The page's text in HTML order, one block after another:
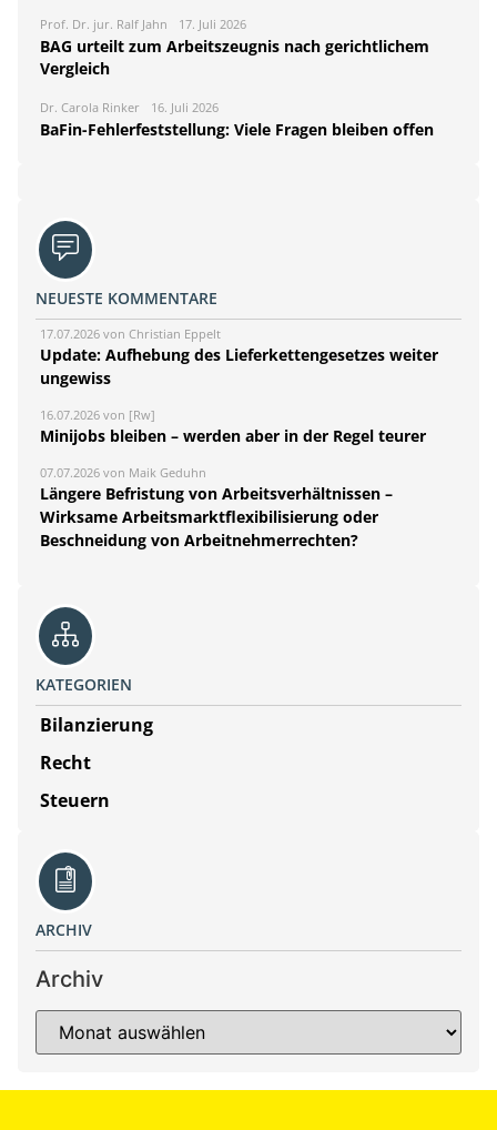
Prof. Dr. jur. Ralf Jahn 17. Juli 2026
BAG urteilt zum Arbeitszeugnis nach gerichtlichem
Vergleich
Dr. Carola Rinker 16. Juli 2026
BaFin-Fehlerfeststellung: Viele Fragen bleiben offen
NEUESTE KOMMENTARE
17.07.2026 von Christian Eppelt
Update: Aufhebung des Lieferkettengesetzes weiter
ungewiss
16.07.2026 von [Rw]
Minijobs bleiben – werden aber in der Regel teurer
07.07.2026 von Maik Geduhn
Längere Befristung von Arbeitsverhältnissen –
Wirksame Arbeitsmarktflexibilisierung oder
Beschneidung von Arbeitnehmerrechten?
KATEGORIEN
Bilanzierung
Recht
Steuern
ARCHIV
Archiv